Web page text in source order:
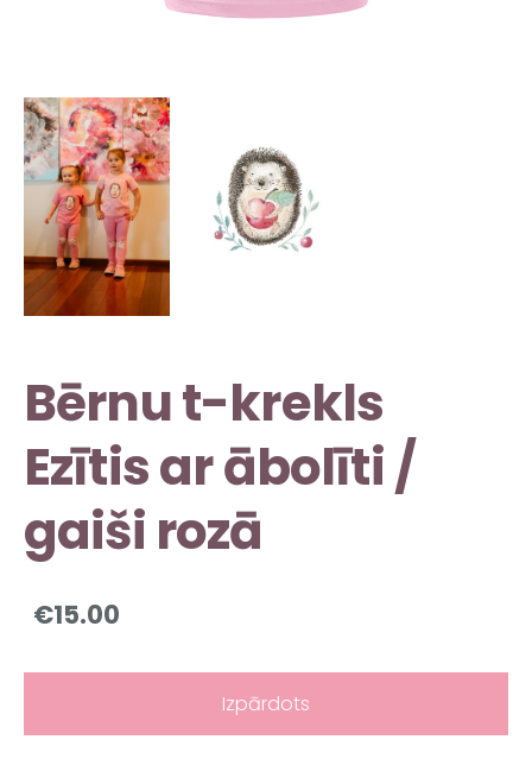
Bērnu t-krekls
Ezītis ar ābolīti /
gaiši rozā
€15.00
Izpārdots